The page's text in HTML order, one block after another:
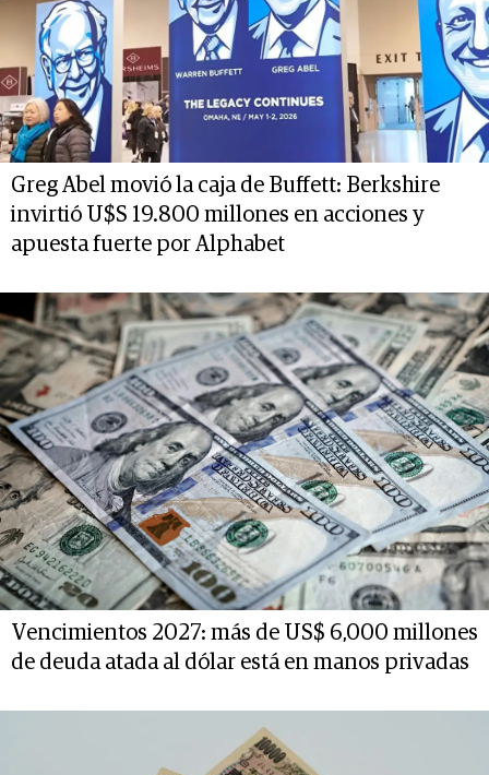
Greg Abel movió la caja de Buffett: Berkshire
invirtió U$S 19.800 millones en acciones y
apuesta fuerte por Alphabet
Vencimientos 2027: más de US$ 6,000 millones
de deuda atada al dólar está en manos privadas